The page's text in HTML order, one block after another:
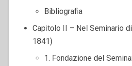
Bibliografia
Capitolo II – Nel Seminario
1841)
1. Fondazione del